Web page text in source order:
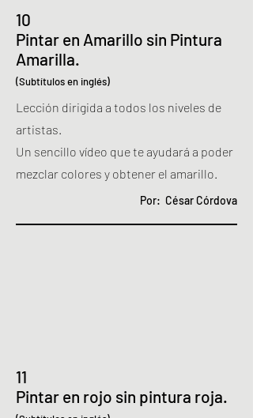
10
Pintar en Amarillo sin Pintura
Amarilla.
(Subtítulos en inglés)
Lección dirigida a todos los niveles de
artistas.
Un sencillo vídeo que te ayudará a poder
mezclar colores y obtener el amarillo.
Por: César Córdova
11
Pintar en rojo sin pintura roja.